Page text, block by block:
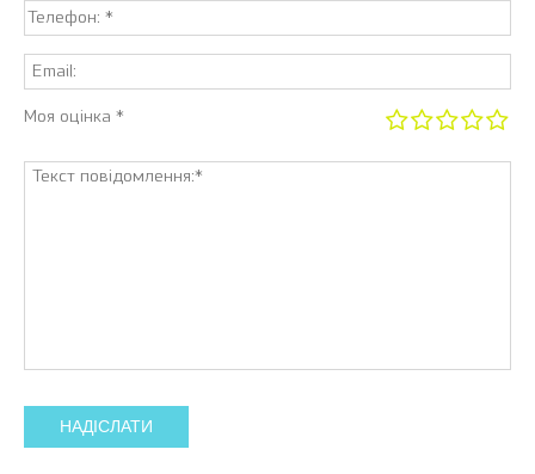
Моя оцінка *
НАДІСЛАТИ